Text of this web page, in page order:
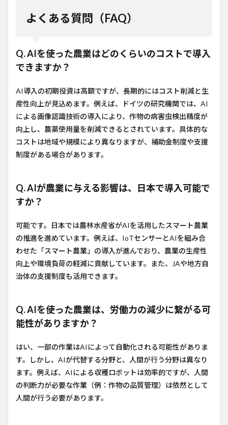
よくある質問（FAQ）
Q. AIを使った農業はどのくらいのコストで導入
できますか？
AI導入の初期投資は高額ですが、長期的にはコスト削減と生
産性向上が見込めます。例えば、ドイツの研究機関では、AI
による画像認識技術の導入により、作物の病害虫検出精度が
向上し、農薬使用量を削減できるとされています。具体的な
コストは地域や規模により異なりますが、補助金制度や支援
制度がある場合があります。
Q. AIが農業に与える影響は、日本で導入可能で
すか？
可能です。日本では農林水産省がAIを活用したスマート農業
の推進を進めています。例えば、IoTセンサーとAIを組み合
わせた「スマート農業」の導入が進んでおり、農業の生産性
向上や環境負荷の軽減に貢献しています。また、JAや地方自
治体の支援制度も活用できます。
Q. AIを使った農業は、労働力の減少に繋がる可
能性がありますか？
はい、一部の作業はAIによって自動化される可能性がありま
す。しかし、AIが代替する分野と、人間が行う分野は異なり
ます。例えば、AIによる収穫ロボットは効率的ですが、人間
の判断力が必要な作業（例：作物の品質管理）は依然として
人間が行う必要があります。